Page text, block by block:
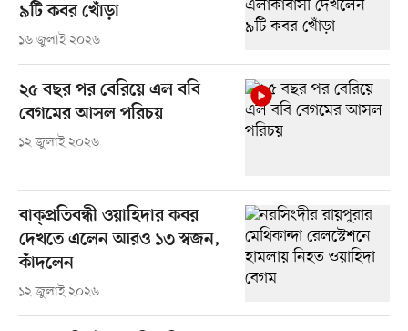
৯টি কবর খোঁড়া
১৬ জুলাই ২০২৬
২৫ বছর পর বেরিয়ে এল ববি
বেগমের আসল পরিচয়
১২ জুলাই ২০২৬
বাক্প্রতিবন্ধী ওয়াহিদার কবর
দেখতে এলেন আরও ১৩ স্বজন,
কাঁদলেন
১২ জুলাই ২০২৬